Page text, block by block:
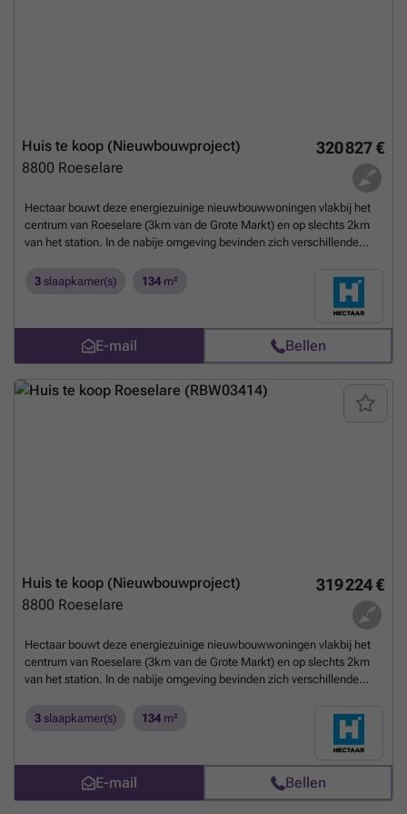
320 827 €
Huis te koop (Nieuwbouwproject)
8800 Roeselare
Hectaar bouwt deze energiezuinige nieuwbouwwoningen vlakbij het
centrum van Roeselare (3km van de Grote Markt) en op slechts 2km
van het station. In de nabije omgeving bevinden zich verschillende
Verder zijn de woningen voorzien van een lichtrijke leefruimte met
open, geïnstalleerde keuken, 3 slaapkamers en een badkamer met
bad, douche en dubbel lavabomeubel. Energiezuinige woning;
Lichtrijke leefruimte met open keuken; 3 ruime slaapkamers;
Vloerverwarming op het gelijkvloers; Warmtepomp lucht /water;
Mogelijkheid tot het plaatsen van een carport met tuinberging; Wens
je een afspraak om deze woningen te ontdekken? Contacteer
ons!Meer weten?
3 slaapkamer(s) 134 m²
E-mail Bellen
319 224 €
Huis te koop (Nieuwbouwproject)
8800 Roeselare
Hectaar bouwt deze energiezuinige nieuwbouwwoningen vlakbij het
centrum van Roeselare (3km van de Grote Markt) en op slechts 2km
van het station. In de nabije omgeving bevinden zich verschillende
Verder zijn de woningen voorzien van een lichtrijke leefruimte met
open, geïnstalleerde keuken, 3 slaapkamers en een badkamer met
bad, douche en dubbel lavabomeubel. Energiezuinige woning;
Lichtrijke leefruimte met open keuken; 3 ruime slaapkamers;
Vloerverwarming op het gelijkvloers; Warmtepomp lucht /water;
Mogelijkheid tot het plaatsen van een carport met tuinberging; Wens
3 slaapkamer(s) 134 m²
E-mail Bellen